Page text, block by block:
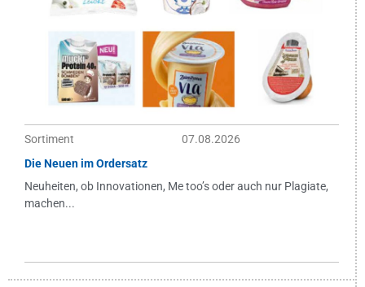
Sortiment
07.08.2026
Die Neuen im Ordersatz
Neuheiten, ob Innovationen, Me too’s oder auch nur Plagiate,
machen...